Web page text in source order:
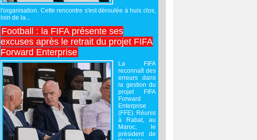
l'organisation. Cette rencontre s'est déroulée à huis clos,
loin de la...
Football : la FIFA présente ses
excuses après le retrait du projet FIFA
Forward Enterprise
La FIFA
reconnaît des
erreurs dans
la gestion du
projet FIFA
Forward
Enterprise
(FFE). Réunis
à Rabat, au
Maroc, le
président de